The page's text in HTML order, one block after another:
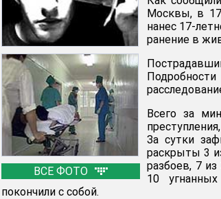
ВСЕ ФОТО
Москвы, в
нанес 17-
ранение в
Всего за
За сутки
раскрыты 3
разбоев, 7
10
покончили с собой.